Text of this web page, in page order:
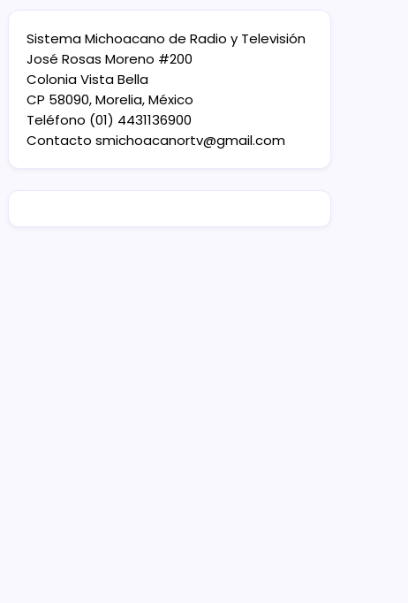
Sistema Michoacano de Radio y Televisión
José Rosas Moreno #200
Colonia Vista Bella
CP 58090, Morelia, México
Teléfono (01) 4431136900
Contacto smichoacanortv@gmail.com